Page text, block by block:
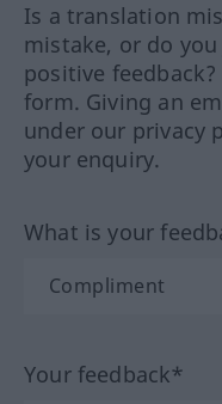
Is a translation
mistake, or do
positive
form. Giving an
under our privacy
your enquiry.
What is your
Your feedback*